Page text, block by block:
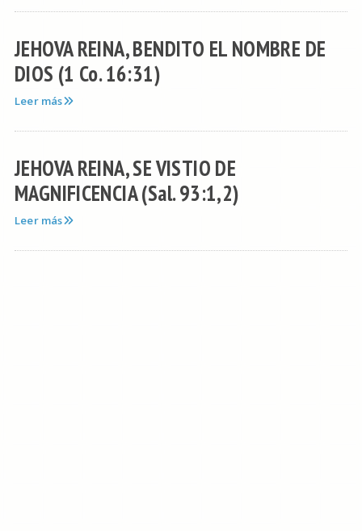
JEHOVA REINA, BENDITO EL NOMBRE DE
DIOS (1 Co. 16:31)
Leer más
JEHOVA REINA, SE VISTIO DE
MAGNIFICENCIA (Sal. 93:1,2)
Leer más